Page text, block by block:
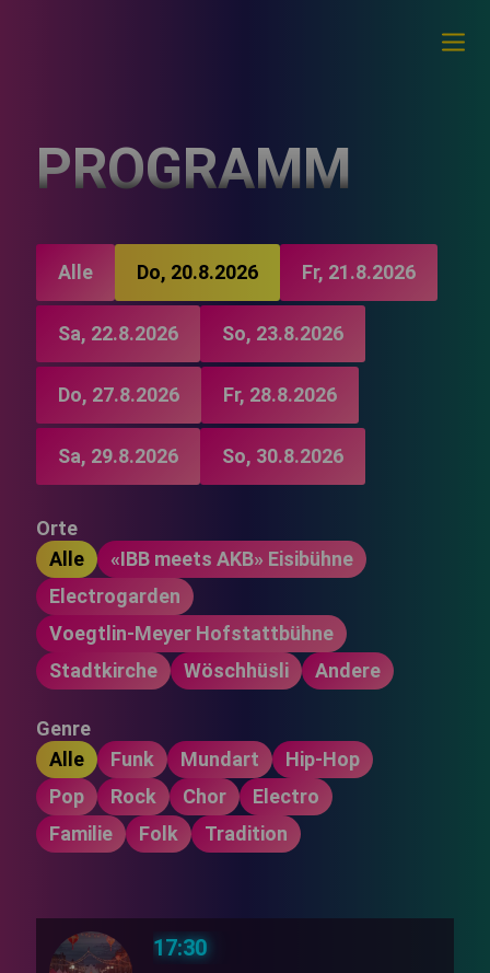
PROGRAMM
Alle Do, 20.8.2026 Fr, 21.8.2026
Sa, 22.8.2026 So, 23.8.2026
Do, 27.8.2026 Fr, 28.8.2026
Sa, 29.8.2026 So, 30.8.2026
Orte
Alle
«IBB meets AKB» Eisibühne
Electrogarden
Voegtlin-Meyer Hofstattbühne
Stadtkirche
Wöschhüsli Andere
Genre
Alle
Funk Mundart
Hip-Hop
Pop
Rock Chor
Electro
Familie
Folk Tradition
17:30